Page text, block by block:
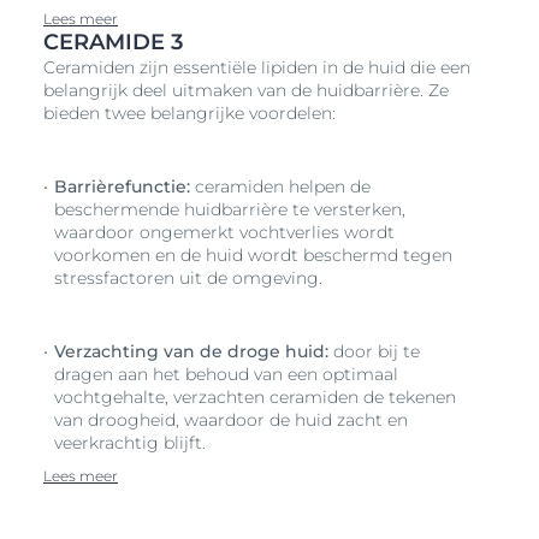
Lees meer
CERAMIDE 3
Ceramiden zijn essentiële lipiden in de huid die een
belangrijk deel uitmaken van de huidbarrière. Ze
bieden twee belangrijke voordelen:
Barrièrefunctie: ceramiden helpen de
beschermende huidbarrière te versterken,
waardoor ongemerkt vochtverlies wordt
voorkomen en de huid wordt beschermd tegen
stressfactoren uit de omgeving.
Verzachting van de droge huid: door bij te
dragen aan het behoud van een optimaal
vochtgehalte, verzachten ceramiden de tekenen
van droogheid, waardoor de huid zacht en
veerkrachtig blijft.
Lees meer